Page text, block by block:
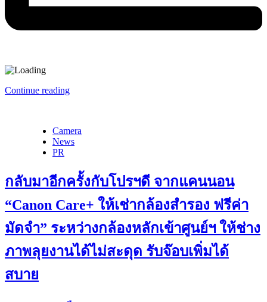
Continue reading
Camera
News
PR
กลับมาอีกครั้งกับโปรฯดี จากแคนนอน
“Canon Care+ ให้เช่ากล้องสำรอง ฟรีค่า
มัดจำ” ระหว่างกล้องหลักเข้าศูนย์ฯ ให้ช่าง
ภาพลุยงานได้ไม่สะดุด รับจ๊อบเพิ่มได้
สบาย